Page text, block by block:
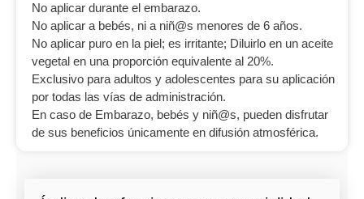
No aplicar durante el embarazo.
No aplicar a bebés, ni a niñ@s menores de 6 años.
No aplicar puro en la piel; es irritante; Diluirlo en un aceite
vegetal en una proporción equivalente al 20%.
Exclusivo para adultos y adolescentes para su aplicación
por todas las vías de administración.
En caso de Embarazo, bebés y niñ@s, pueden disfrutar
de sus beneficios únicamente en difusión atmosférica.